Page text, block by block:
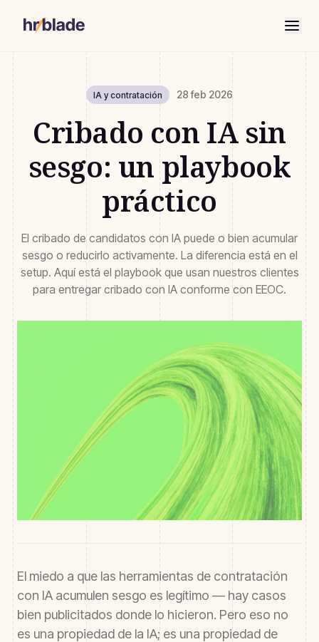
IA y contratación 28 feb 2026
Cribado con IA sin
sesgo: un playbook
práctico
El cribado de candidatos con IA puede o bien acumular
sesgo o reducirlo activamente. La diferencia está en el
setup. Aquí está el playbook que usan nuestros clientes
para entregar cribado con IA conforme con EEOC.
El miedo a que las herramientas de contratación
con IA acumulen sesgo es legítimo — hay casos
bien publicitados donde lo hicieron. Pero eso no
es una propiedad de la IA; es una propiedad de